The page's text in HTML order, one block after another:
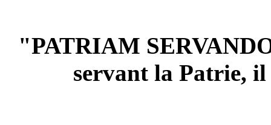
"PATRIAM
servant la Patrie,